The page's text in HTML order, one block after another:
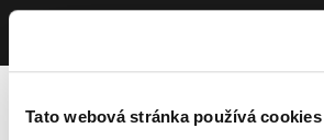
Tato webová stránka používá cookies